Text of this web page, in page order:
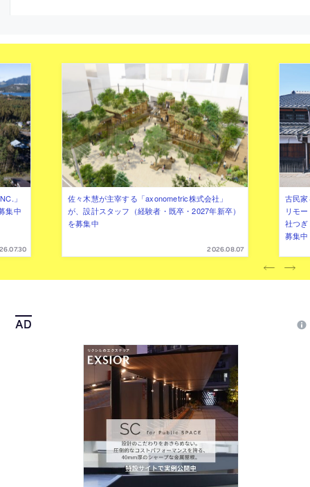
」
集中
佐々木慧が主宰する「axonometric株式会社」
が、設計スタッフ（経験者・既卒・2027年新卒）
を募集中
2026.08.07
古民
リモ
社つ
募集中